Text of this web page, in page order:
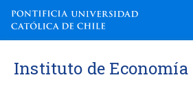
Instituto de Economía